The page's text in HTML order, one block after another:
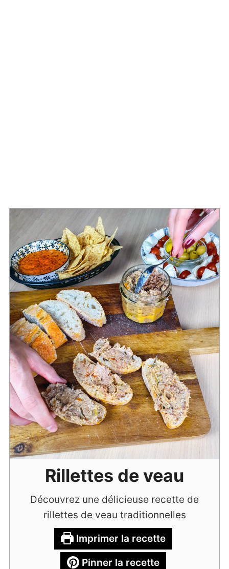
Rillettes de veau
Découvrez une délicieuse recette de
rillettes de veau traditionnelles
Imprimer la recette
Pinner la recette